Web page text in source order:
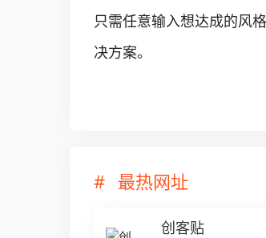
只需任意输入想达成的风
决方案。
最热网址
创客贴